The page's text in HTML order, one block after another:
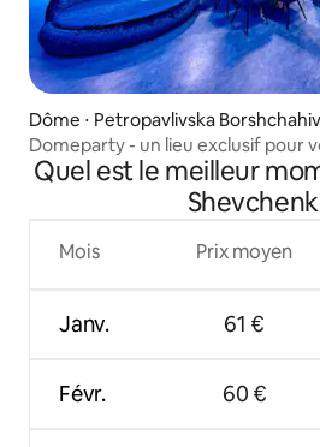
Dôme ⋅ Petropavlivska
Domeparty - un lieu exclusif pour
Quel est le meilleur
Mois
Janv.
Févr.
Prix moyen
61 €
60 €